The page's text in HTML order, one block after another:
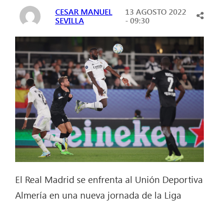
CESAR MANUEL
SEVILLA
13 AGOSTO 2022
- 09:30
El Real Madrid se enfrenta al Unión Deportiva
Almería en una nueva jornada de la Liga